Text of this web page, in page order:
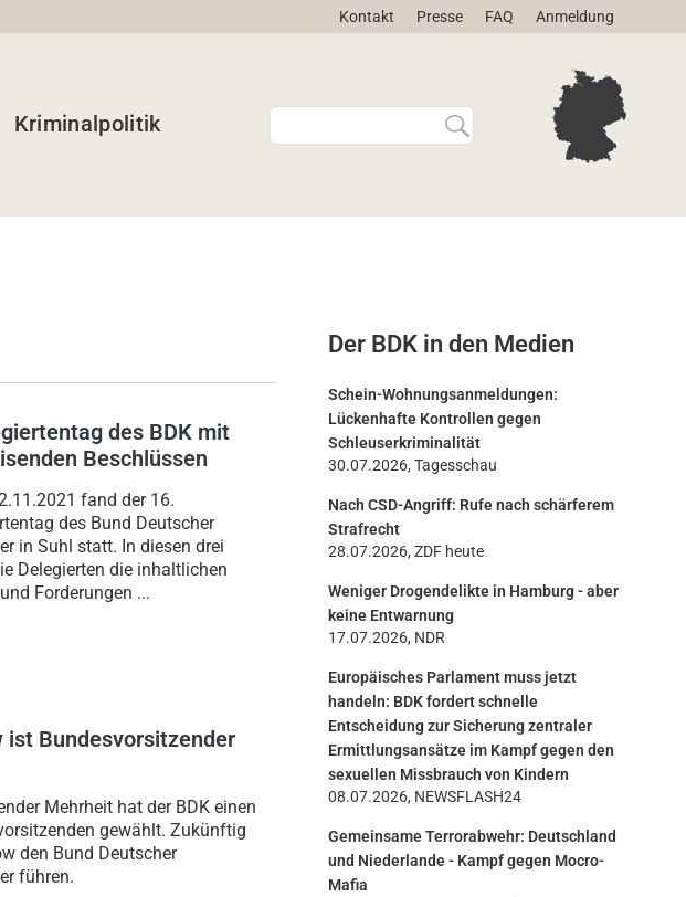
Kontakt Presse FAQ Anmeldung
Kriminalpolitik
W
e
E
r
des BDK mit
Beschlüssen
fand der 16.
des Bund Deutscher
in Suhl statt. In diesen drei
Delegierten die inhaltlichen
Forderungen ...
ist Bundesvorsitzender
Mehrheit hat der BDK einen
gewählt. Zukünftig
den Bund Deutscher
führen.
Der BDK in den Medien
Schein-Wohnungsanmeldungen:
Lückenhafte Kontrollen gegen
Schleuserkriminalität
30.07.2026, Tagesschau
Nach CSD-Angriff: Rufe nach schärferem
Strafrecht
28.07.2026, ZDF heute
Weniger Drogendelikte in Hamburg - aber
keine Entwarnung
17.07.2026, NDR
Europäisches Parlament muss jetzt
handeln: BDK fordert schnelle
Entscheidung zur Sicherung zentraler
Ermittlungsansätze im Kampf gegen den
sexuellen Missbrauch von Kindern
08.07.2026, NEWSFLASH24
Gemeinsame Terrorabwehr: Deutschland
und Niederlande - Kampf gegen Mocro-
Mafia